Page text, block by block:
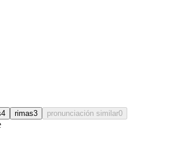
4 rimas3 pronunciación similar0